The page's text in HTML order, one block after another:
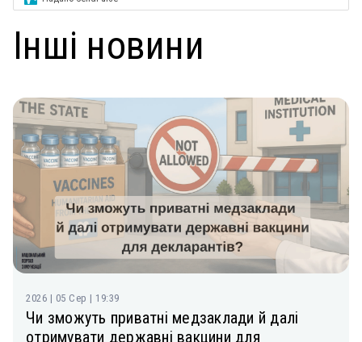
Інші новини
2026 | 05 Сер | 19:39
Чи зможуть приватні медзаклади й далі
отримувати державні вакцини для